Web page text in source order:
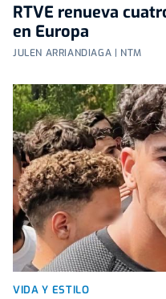
RTVE renueva
en Europa
JULEN ARRIANDIAGA | NTM
VIDA Y ESTILO